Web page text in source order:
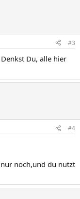
#3
Du, alle hier
#4
noch,und du nutzt